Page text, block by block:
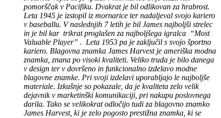
pomorščak v Pacifiku. Dvakrat je bil odlikovan za hrabrost.
Leta 1945 je izstopil iz mornarice ter nadaljeval svojo kariero
v baseballu. V naslednjih 7 letih je bil James najboljši strelec
in je bil kar trikrat proglašen za najboljšega igralca “Most
Valuable Player” . Leta 1953 pa je zaključil s svojo športno
kariero. Blagovna znamka James Harvest je ameriška modna
znamka, znana po visoki kvaliteti. Veliko truda je bilo danega
v design ter v dovršeno in funkcionalno izdelavo modne
blagovne znamke. Pri svoji izdelavi uporabljajo le najboljše
materiale. Izkušnje so pokazale, da je kvaliteta zelo velik
dejavnik v marketinški komunikaciji, pri nakupu poslovnega
darila. Tako se velikokrat odločijo tudi za blagovno znamko
James Harvest, ki je zelo pogosto prestižna znamka, ki se